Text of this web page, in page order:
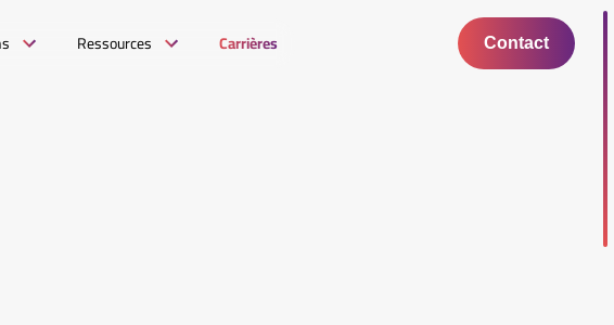
Ressources Carrières Contact